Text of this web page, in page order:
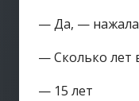
— Да, —
— Сколько лет
— 15 лет